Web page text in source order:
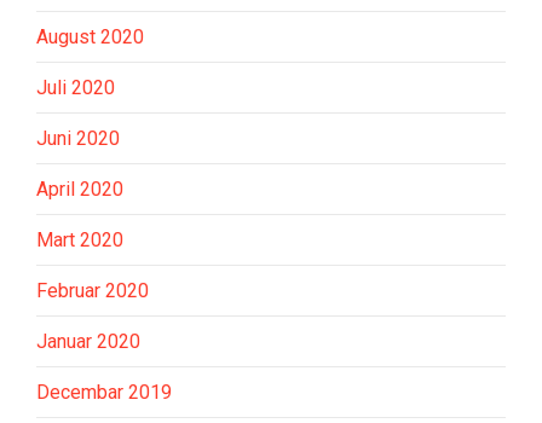
August 2020
Juli 2020
Juni 2020
April 2020
Mart 2020
Februar 2020
Januar 2020
Decembar 2019